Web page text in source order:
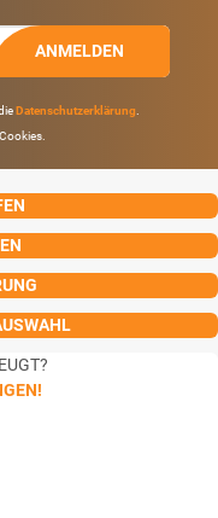
ANMELDEN
Datenschutzerklärung